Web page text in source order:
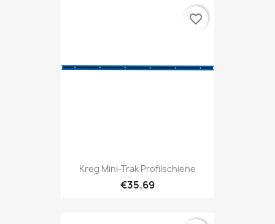
Kreg Mini-Trak Profilschiene
€35.69
favorite_border